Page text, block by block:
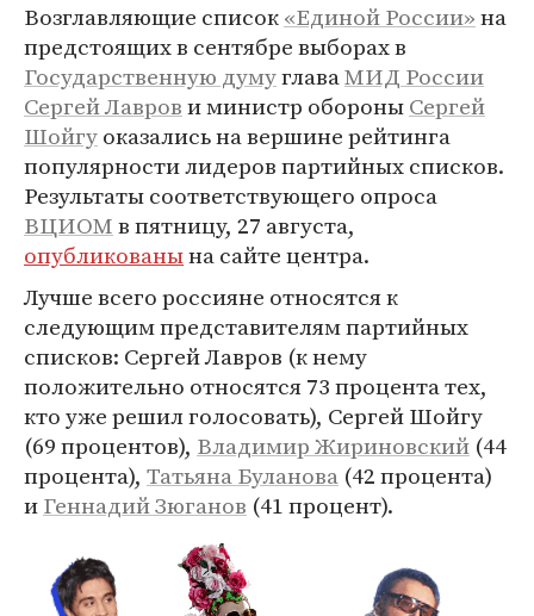
Возглавляющие список«Единой России»на
предстоящих в сентябре выборах в
Государственную думуглаваМИД России
Сергей Лаврови министр обороныСергей
Шойгуоказались на вершине рейтинга
популярности лидеров партийных списков.
Результаты соответствующего опроса
ВЦИОМв пятницу, 27 августа,
опубликованына сайте центра.
Лучше всего россияне относятся к
следующим представителям партийных
списков: Сергей Лавров (к нему
положительно относятся 73 процента тех,
кто уже решил голосовать), Сергей Шойгу
(69 процентов), Владимир Жириновский (44
процента), Татьяна Буланова (42 процента)
иГеннадий Зюганов (41 процент).